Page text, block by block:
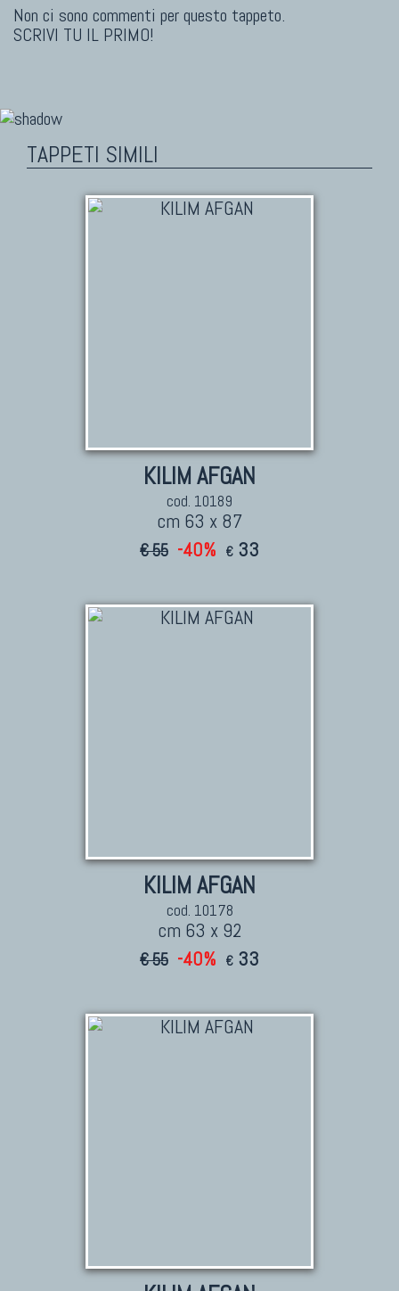
Non ci sono commenti per questo tappeto.
SCRIVI TU IL PRIMO!
TAPPETI SIMILI
KILIM AFGAN
cod. 10189
cm 63 x 87
€ 55 -40% € 33
KILIM AFGAN
cod. 10178
cm 63 x 92
€ 55 -40% € 33